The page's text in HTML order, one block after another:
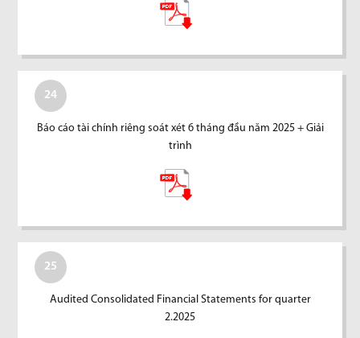
24
Báo cáo tài chính riêng soát xét 6 tháng đầu năm 2025 + Giải
trình
25
Audited Consolidated Financial Statements for quarter
2.2025